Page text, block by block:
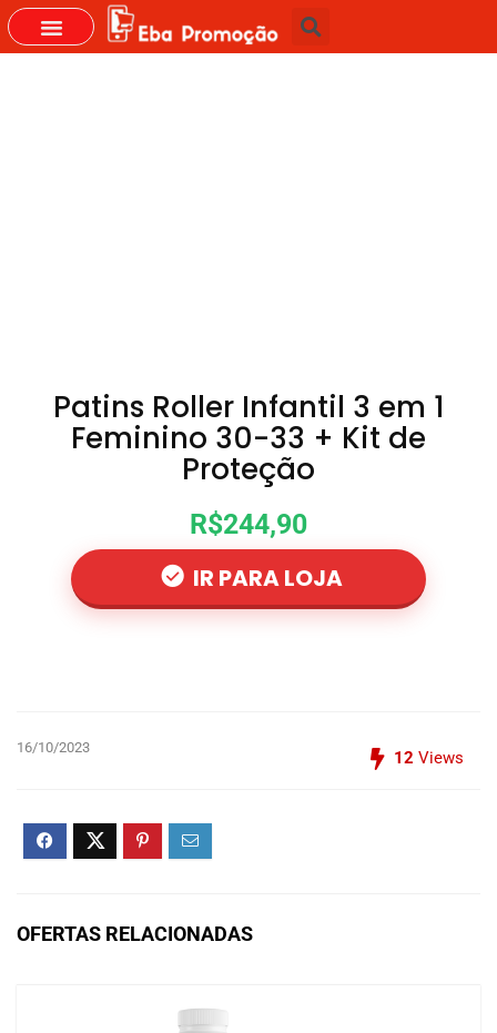
Patins Roller Infantil 3 em 1
Feminino 30-33 + Kit de
Proteção
R$244,90
IR PARA LOJA
16/10/2023
12 Views
OFERTAS RELACIONADAS